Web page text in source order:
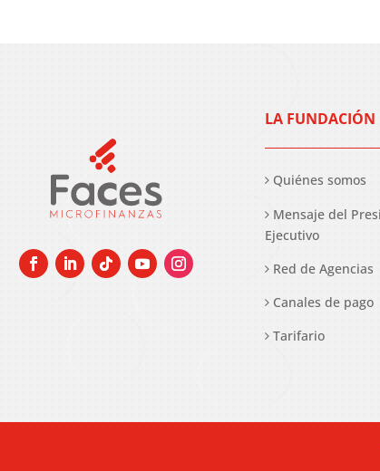
LA FUNDACIÓN
Quiénes somos
Mensaje del
Ejecutivo
Red de Agencias
Canales de pago
Tarifario